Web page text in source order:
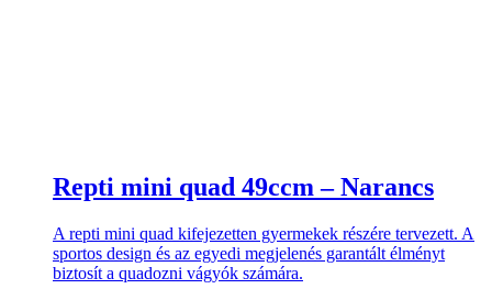
Repti mini quad 49ccm – Narancs
A repti mini quad kifejezetten gyermekek részére tervezett. A
sportos design és az egyedi megjelenés garantált élményt
biztosít a quadozni vágyók számára.